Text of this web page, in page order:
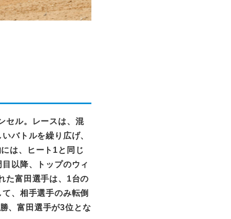
セル。レースは、混
バトルを繰り広げ、
は、ヒート 1と同じ
目以降、トップのウィ
た富田選手は、 1台の
、相手選手のみ転倒
、富田選手が3位とな